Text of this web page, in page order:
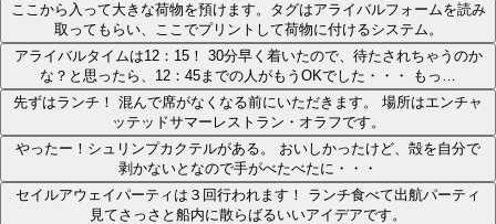
ここから入って大きな荷物を預けます。タグはアライバルフォームを読み
取ってもらい、ここでプリントして荷物に付けるシステム。
アライバルタイムは12：15！ 30分早く着いたので、待たされちゃうのか
な？と思ったら、12：45までの人がもうOKでした・・・ もっ…
先ずはランチ！ 混んで席がなくなる前にいただきます。 場所はエンチャ
ッテッドサマーレストラン・オラフです。
やったー！シュリンプカクテルがある。 おいしかったけど、殻を自分で
剥かないとなので手がべたべたに・・・
セイルアウェイパーティは３回行われます！ ランチ食べて出航パーティ
見てさっさと船内に散らばるいいアイデアです。